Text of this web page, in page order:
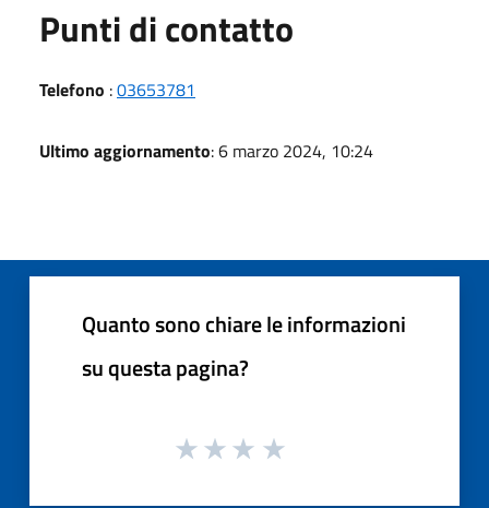
Punti di contatto
Telefono :03653781
Ultimo aggiornamento: 6 marzo 2024, 10:24
Quanto sono chiare le informazioni
su questa pagina?